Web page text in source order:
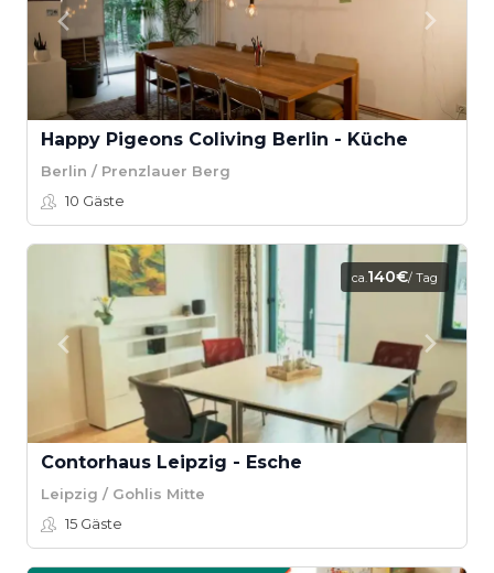
Happy Pigeons Coliving Berlin - Küche
Berlin / Prenzlauer Berg
10 Gäste
ca.140€/ Tag
Contorhaus Leipzig - Esche
Leipzig / Gohlis Mitte
15 Gäste